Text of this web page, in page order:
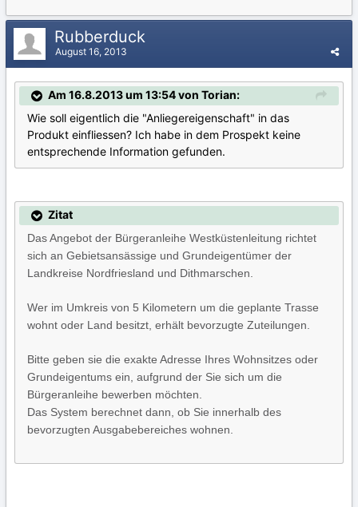
Rubberduck
August 16, 2013
Am 16.8.2013 um 13:54 von Torian:
Wie soll eigentlich die "Anliegereigenschaft" in das
Produkt einfliessen? Ich habe in dem Prospekt keine
entsprechende Information gefunden.
Zitat
Das Angebot der Bürgeranleihe Westküstenleitung richtet
sich an Gebietsansässige und Grundeigentümer der
Landkreise Nordfriesland und Dithmarschen.
Wer im Umkreis von 5 Kilometern um die geplante Trasse
wohnt oder Land besitzt, erhält bevorzugte Zuteilungen.
Bitte geben sie die exakte Adresse Ihres Wohnsitzes oder
Grundeigentums ein, aufgrund der Sie sich um die
Bürgeranleihe bewerben möchten.
Das System berechnet dann, ob Sie innerhalb des
bevorzugten Ausgabebereiches wohnen.